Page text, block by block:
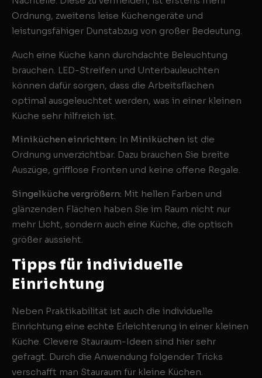
Ordnung, zweitens leise Küchengeräte und
leistungsfähiger Dunstabzug von großer Bedeutung.
Auch eine Küche kann durchdachte Beleuchtung
brauchen. LED-Streifen und Unterbauleuchten
können dafür sorgen, dass die Arbeitsflächen
optimal ausgeleuchtet werden, was in einer kleinen
Küche sehr hilfreich ist.
Miniküchen einrichten: In Miniküchen ist die
Ordnung unverzichtbar. Dazu brauchen Sie breite
Auszüge, grifflose Fronten und keine offene Regale.
Singelküche vergrößern: Mit hellen Farben und
glänzenden Flächen haben Sie im Raum nicht nur
mehr Licht, sondern auch eine Küche, die optisch
größer aussieht.
Tipps für individuelle
Einrichtung
Neben Praktikabilität ist auch die individuelle
Einrichtung eine echte Erleichterung in einer kleinen
Küche. Clevere Stauraum-Ideen sind hier sehr
gefragt. Durch die Anwendung folgender Tricks
verschafft man Stauraum für kleine Küchen.